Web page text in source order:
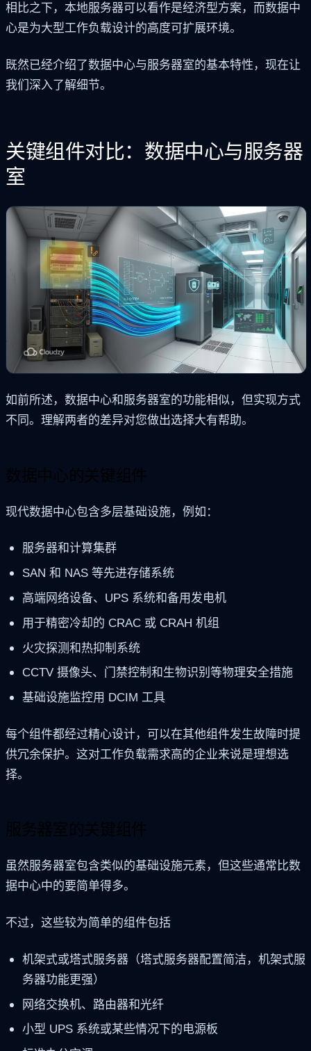
相比之下，本地服务器可以看作是经济型方案，而数据中
心是为大型工作负载设计的高度可扩展环境。
既然已经介绍了数据中心与服务器室的基本特性，现在让
我们深入了解细节。
关键组件对比：数据中心与服务器
室
如前所述，数据中心和服务器室的功能相似，但实现方式
不同。理解两者的差异对您做出选择大有帮助。
数据中心的关键组件
现代数据中心包含多层基础设施，例如：
服务器和计算集群
SAN 和 NAS 等先进存储系统
高端网络设备、UPS 系统和备用发电机
用于精密冷却的 CRAC 或 CRAH 机组
火灾探测和热抑制系统
CCTV 摄像头、门禁控制和生物识别等物理安全措施
基础设施监控用 DCIM 工具
每个组件都经过精心设计，可以在其他组件发生故障时提
供冗余保护。这对工作负载需求高的企业来说是理想选
择。
服务器室的关键组件
虽然服务器室包含类似的基础设施元素，但这些通常比数
据中心中的要简单得多。
不过，这些较为简单的组件包括
机架式或塔式服务器（塔式服务器配置简洁，机架式服
务器功能更强）
网络交换机、路由器和光纤
小型 UPS 系统或某些情况下的电源板